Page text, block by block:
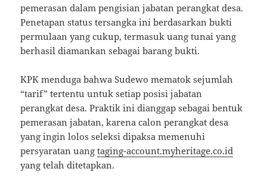
pemerasan dalam pengisian jabatan perangkat desa.
Penetapan status tersangka ini berdasarkan bukti
permulaan yang cukup, termasuk uang tunai yang
berhasil diamankan sebagai barang bukti.
KPK menduga bahwa Sudewo mematok sejumlah
“tarif” tertentu untuk setiap posisi jabatan
perangkat desa. Praktik ini dianggap sebagai bentuk
pemerasan jabatan, karena calon perangkat desa
yang ingin lolos seleksi dipaksa memenuhi
persyaratan uangtaging-account.myheritage.co.id
yang telah ditetapkan.